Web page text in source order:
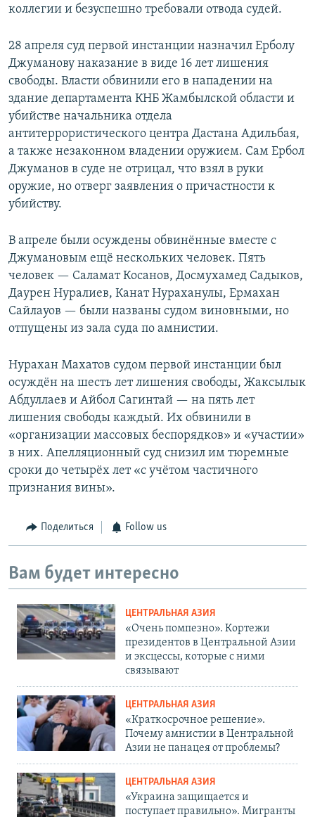
коллегии и безуспешно требовали отвода судей.
28 апреля суд первой инстанции назначил Ерболу
Джуманову наказание в виде 16 лет лишения
свободы. Власти обвинили его в нападении на
здание департамента КНБ Жамбылской области и
убийстве начальника отдела
антитеррористического центра Дастана Адильбая,
а также незаконном владении оружием. Сам Ербол
Джуманов в суде не отрицал, что взял в руки
оружие, но отверг заявления о причастности к
убийству.
В апреле были осуждены обвинённые вместе с
Джумановым ещё нескольких человек. Пять
человек — Саламат Косанов, Досмухамед Садыков,
Даурен Нуралиев, Канат Нураханулы, Ермахан
Сайлауов — были названы судом виновными, но
отпущены из зала суда по амнистии.
Нурахан Махатов судом первой инстанции был
осуждён на шесть лет лишения свободы, Жаксылык
Абдуллаев и Айбол Сагинтай — на пять лет
лишения свободы каждый. Их обвинили в
«организации массовых беспорядков» и «участии»
в них. Апелляционный суд снизил им тюремные
сроки до четырёх лет «с учётом частичного
признания вины».
Поделиться Follow us
Вам будет интересно
ЦЕНТРАЛЬНАЯ АЗИЯ
«Очень помпезно». Кортежи
президентов в Центральной Азии
и эксцессы, которые с ними
связывают
ЦЕНТРАЛЬНАЯ АЗИЯ
«Краткосрочное решение».
Почему амнистии в Центральной
Азии не панацея от проблемы?
ЦЕНТРАЛЬНАЯ АЗИЯ
«Украина защищается и
поступает правильно». Мигранты